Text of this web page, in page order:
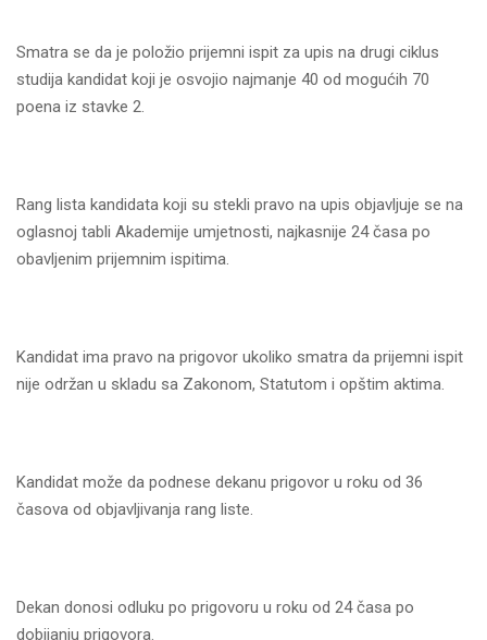
Smatra se da je položio prijemni ispit za upis na drugi ciklus
studija kandidat koji je osvojio najmanje 40 od mogućih 70
poena iz stavke 2.
Rang lista kandidata koji su stekli pravo na upis objavlјuje se na
oglasnoj tabli Akademije umjetnosti, najkasnije 24 časa po
obavlјenim prijemnim ispitima.
Kandidat ima pravo na prigovor ukoliko smatra da prijemni ispit
nije održan u skladu sa Zakonom, Statutom i opštim aktima.
Kandidat može da podnese dekanu prigovor u roku od 36
časova od objavlјivanja rang liste.
Dekan donosi odluku po prigovoru u roku od 24 časa po
dobijanju prigovora.